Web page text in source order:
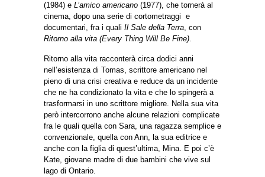
(1984) e L’amico americano (1977), che tornerà al
cinema, dopo una serie di cortometraggi e
documentari, fra i quali Il Sale della Terra, con
Ritorno alla vita (Every Thing Will Be Fine).
Ritorno alla vita racconterà circa dodici anni
nell’esistenza di Tomas, scrittore americano nel
pieno di una crisi creativa e reduce da un incidente
che ne ha condizionato la vita e che lo spingerà a
trasformarsi in uno scrittore migliore. Nella sua vita
però intercorrono anche alcune relazioni complicate
fra le quali quella con Sara, una ragazza semplice e
convenzionale, quella con Ann, la sua editrice e
anche con la figlia di quest’ultima, Mina. E poi c’è
Kate, giovane madre di due bambini che vive sul
lago di Ontario.